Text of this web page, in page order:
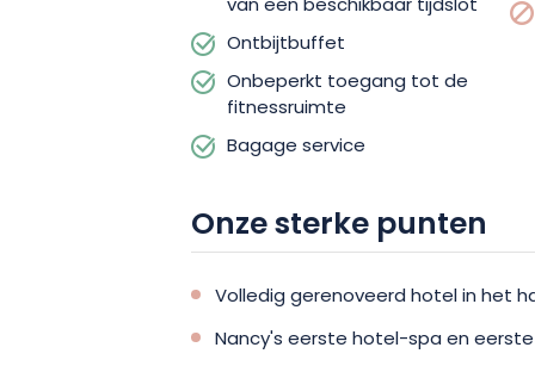
van een beschikbaar tijdslot
Ontbijtbuffet
Onbeperkt toegang tot de
fitnessruimte
Bagage service
Onze sterke punten
Volledig gerenoveerd hotel in het
Nancy's eerste hotel-spa en